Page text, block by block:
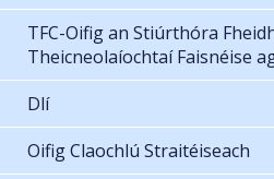
TFC-Oifig an Stiúrthóra
Theicneolaíochtaí Faisnéise
Dlí
Oifig Claochlú Straitéiseach